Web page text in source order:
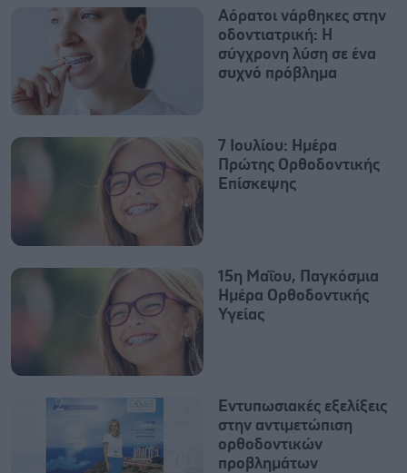
Αόρατοι νάρθηκες στην
οδοντιατρική: Η
σύγχρονη λύση σε ένα
συχνό πρόβλημα
7 Ιουλίου: Ημέρα
Πρώτης Ορθοδοντικής
Επίσκεψης
15η Μαΐου, Παγκόσμια
Ημέρα Ορθοδοντικής
Υγείας
Εντυπωσιακές εξελίξεις
στην αντιμετώπιση
ορθοδοντικών
προβλημάτων